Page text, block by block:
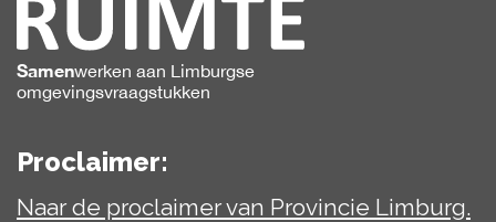
Samenwerken aan Limburgse
omgevingsvraagstukken
Proclaimer:
Naar de proclaimer van Provincie Limburg.